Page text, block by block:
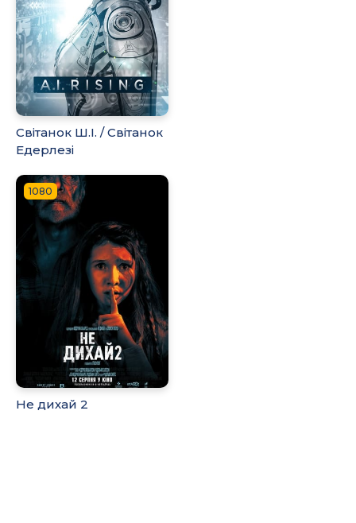
Світанок Ш.І. / Світанок
Едерлезі
1080
Не дихай 2